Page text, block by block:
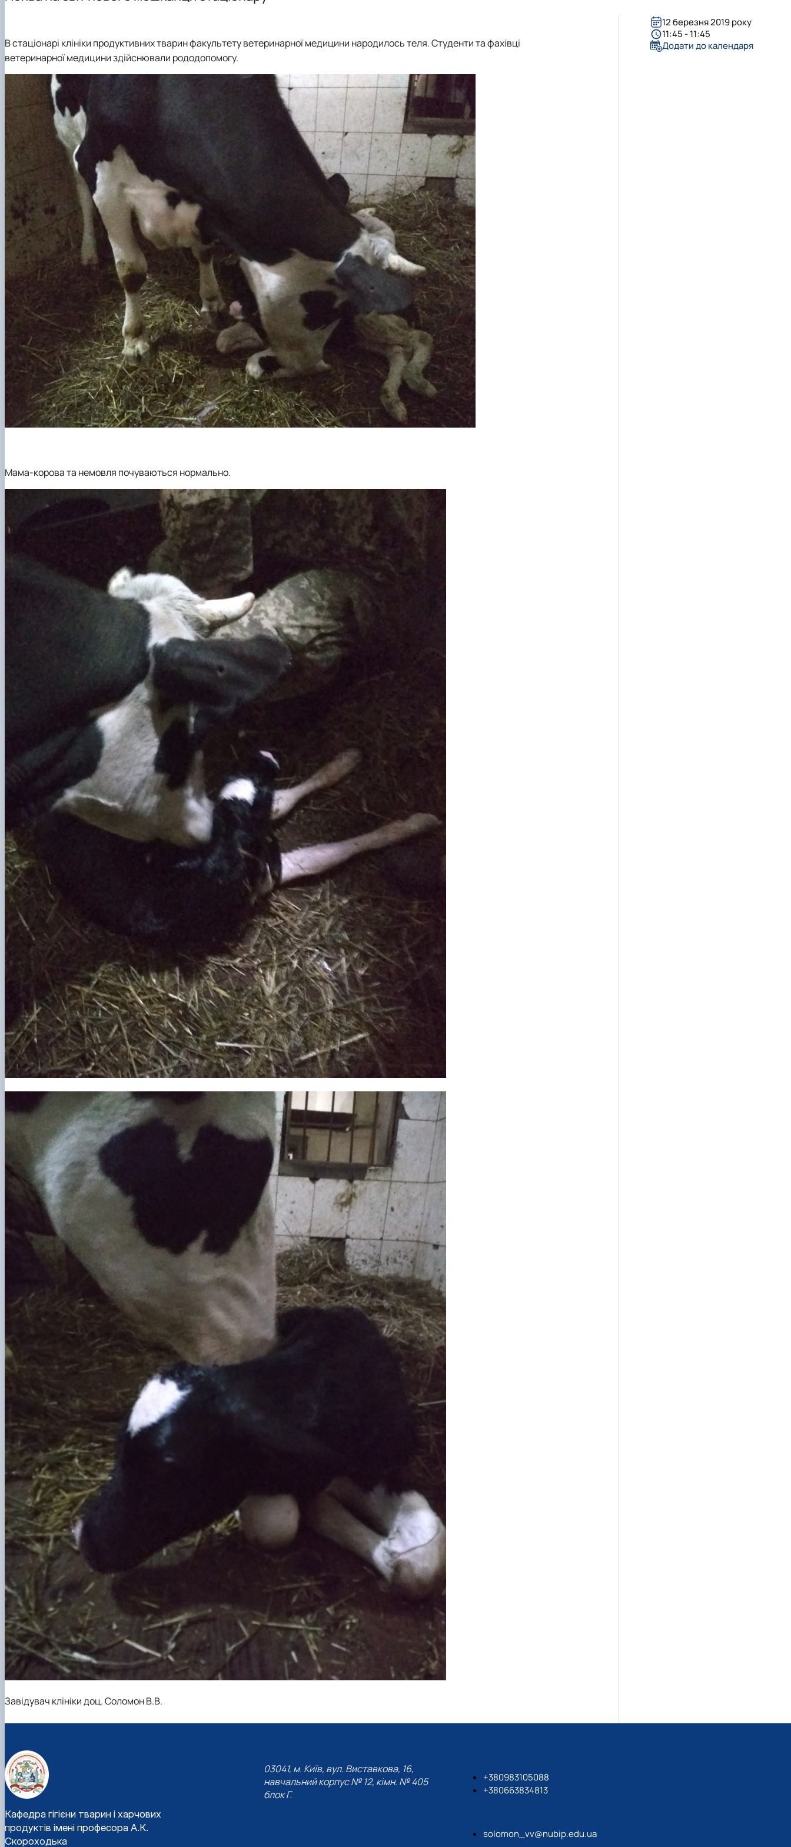
Аспірантура
В стаціонарі клініки продуктивних тварин факультету ветеринарної медицини народилось теля. Студенти та фахівці
ветеринарної медицини здійснювали рододопомогу.
Мама-корова та немовля почуваються нормально.
Завідувач клініки доц. Соломон В.В.
12 березня 2019 року
11:45 - 11:45
Додати до календаря
Кафедра гігієни тварин і харчових
продуктів імені професора А.К.
Скороходька
03041, м. Київ, вул. Виставкова, 16,
навчальний корпус № 12, кімн. № 405
блок Г.
+380983105088
+380663834813
solomon_vv@nubip.edu.ua